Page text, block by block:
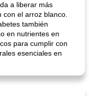
a liberar más
el arroz blanco.
también
en nutrientes en
para cumplir con
esenciales en